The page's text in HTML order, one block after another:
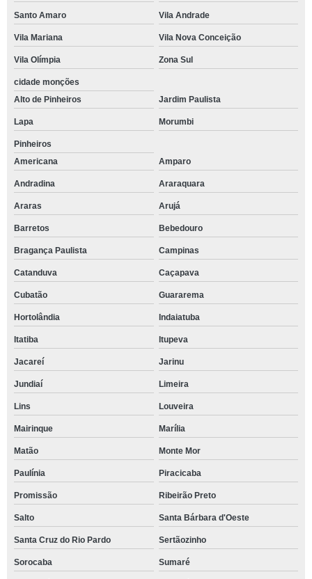
Santo Amaro Vila Andrade
Vila Mariana Vila Nova Conceição
Vila Olímpia Zona Sul
cidade monções
Alto de Pinheiros
Jardim Paulista
Lapa Morumbi
Pinheiros
Americana
Amparo
Andradina Araraquara
Araras Arujá
Barretos Bebedouro
Bragança Paulista Campinas
Catanduva Caçapava
Cubatão Guararema
Hortolândia Indaiatuba
Itatiba Itupeva
Jacareí Jarinu
Jundiaí Limeira
Lins Louveira
Mairinque Marília
Matão Monte Mor
Paulínia Piracicaba
Promissão Ribeirão Preto
Salto Santa Bárbara d'Oeste
Santa Cruz do Rio Pardo Sertãozinho
Sorocaba Sumaré